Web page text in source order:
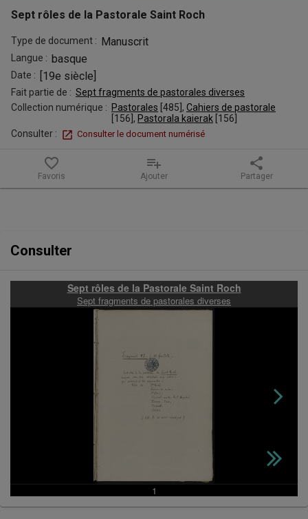
Roch
Sept rôles de la Pastorale Saint Roch
Type de document : Manuscrit
Langue : basque
Date : [19e siècle]
Fait partie de : Sept fragments de pastorales diverses
Collection numérique : Pastorales 485 , Cahiers de pastorale
156 , Pastorala kaierak 156
Consulter :
Consulter le document numérisé
favorite_border
Favoris
playlist_add
Ajouter
share
Partager
Contenu de la notice
Consulter